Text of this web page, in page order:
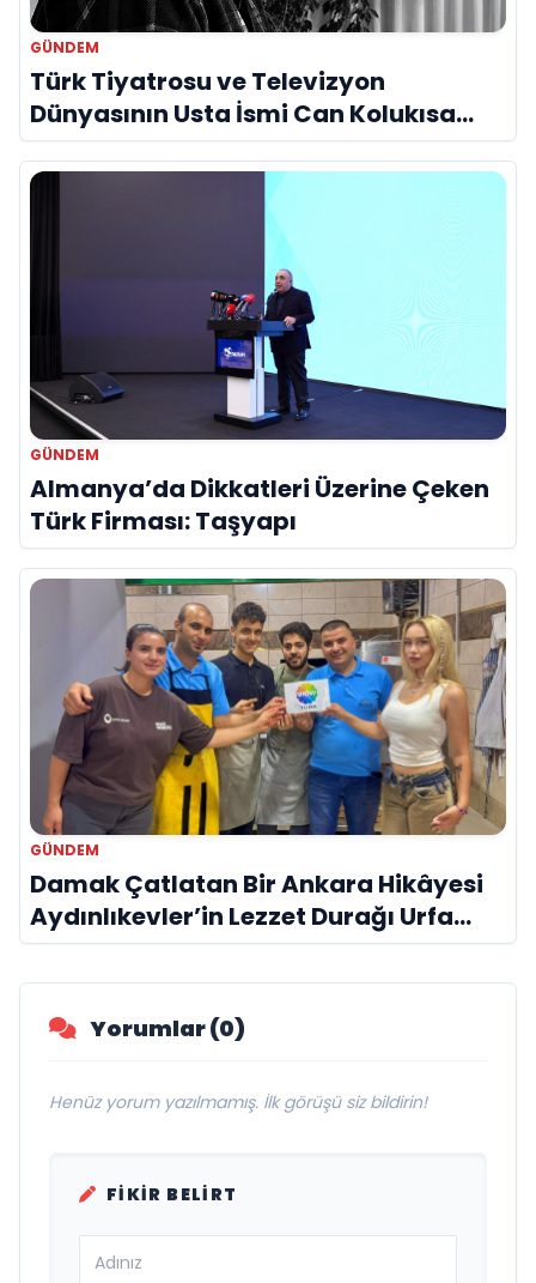
GÜNDEM
Türk Tiyatrosu ve Televizyon
Dünyasının Usta İsmi Can Kolukısa
Hayatını Kaybetti
GÜNDEM
Almanya’da Dikkatleri Üzerine Çeken
Türk Firması: Taşyapı
GÜNDEM
Damak Çatlatan Bir Ankara Hikâyesi
Aydınlıkevler’in Lezzet Durağı Urfa
Damak
Yorumlar (0)
Henüz yorum yazılmamış. İlk görüşü siz bildirin!
FIKIR BELIRT